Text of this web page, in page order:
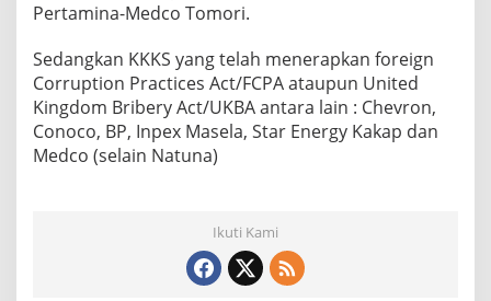
Pertamina-Medco Tomori.
Sedangkan KKKS yang telah menerapkan foreign
Corruption Practices Act/FCPA ataupun United
Kingdom Bribery Act/UKBA antara lain : Chevron,
Conoco, BP, Inpex Masela, Star Energy Kakap dan
Medco (selain Natuna)
Ikuti Kami